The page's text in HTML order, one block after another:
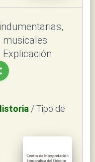
musicales
/ Tipo de